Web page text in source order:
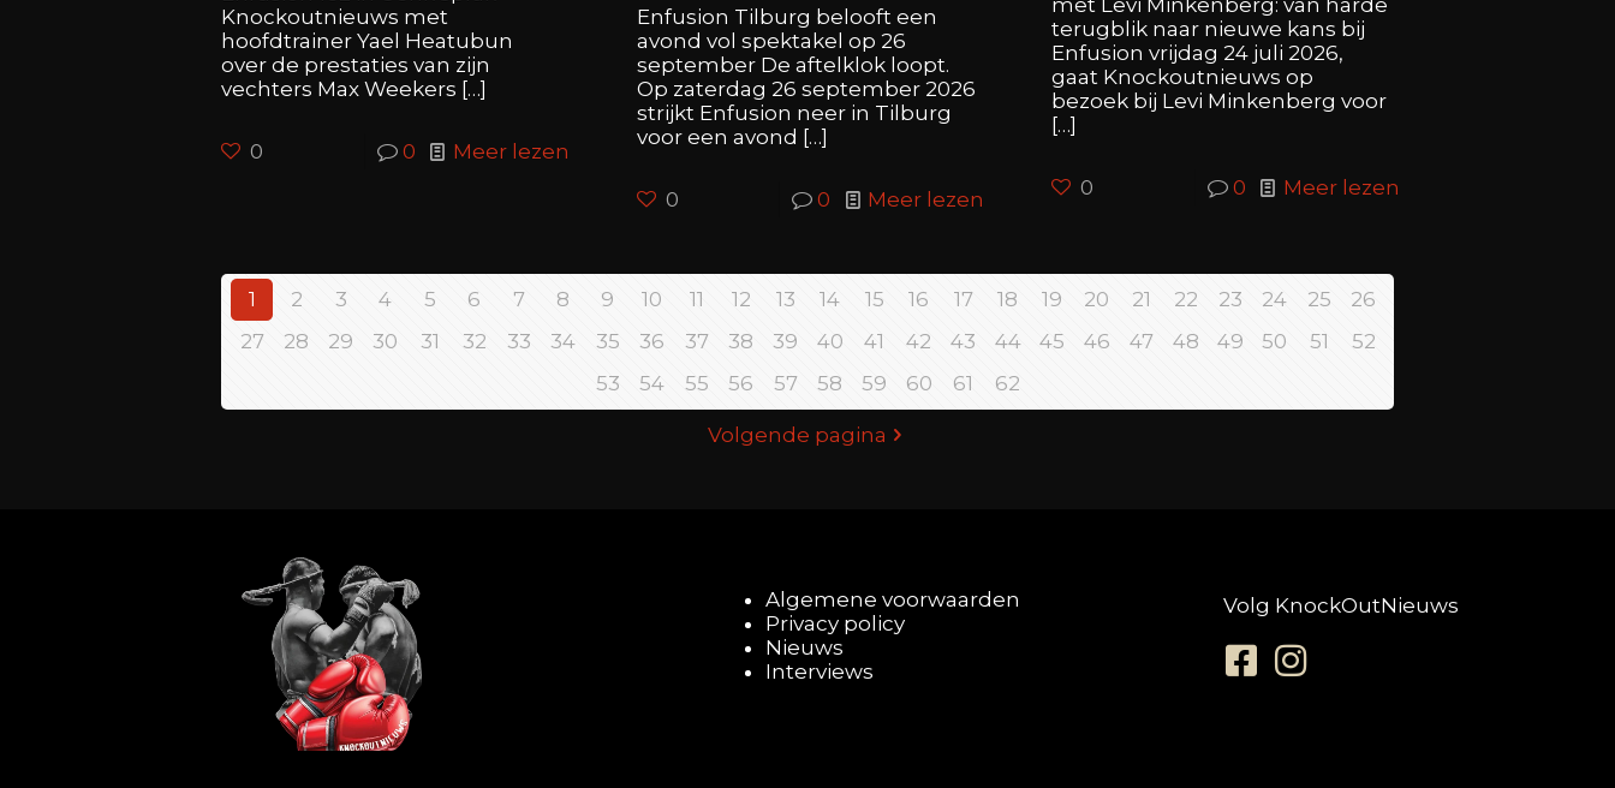
Knockoutnieuws met
hoofdtrainer Yael Heatubun
over de prestaties van zijn
vechters Max Weekers […]
0 0 Meer lezen
Enfusion Tilburg belooft een
avond vol spektakel op 26
september De aftelklok loopt.
Op zaterdag 26 september 2026
strijkt Enfusion neer in Tilburg
voor een avond […]
0 0 Meer lezen
met Levi Minkenberg: van harde
terugblik naar nieuwe kans bij
Enfusion vrijdag 24 juli 2026,
gaat Knockoutnieuws op
bezoek bij Levi Minkenberg voor
[…]
0 0 Meer lezen
1 2 3 4 5 6 7 8 9 10 11 12 13 14 15 16 17 18 19 20 21 22 23 24 25
26
27
28 29 30 31 32 33 34 35 36 37 38 39 40 41 42 43 44 45 46 47 48 49 50 51
52
53
54 55 56 57 58 59 60 61 62
Volgende pagina
Algemene voorwaarden
Privacy policy
Nieuws
Interviews
Volg KnockOutNieuws